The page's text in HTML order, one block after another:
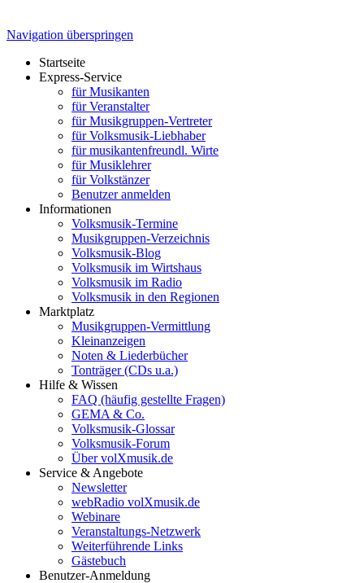
Navigation überspringen
Startseite
Express-Service
für Musikanten
für Veranstalter
für Musikgruppen-Vertreter
für Volksmusik-Liebhaber
für musikantenfreundl. Wirte
für Musiklehrer
für Volkstänzer
Benutzer anmelden
Informationen
Volksmusik-Termine
Musikgruppen-Verzeichnis
Volksmusik-Blog
Volksmusik im Wirtshaus
Volksmusik im Radio
Volksmusik in den Regionen
Marktplatz
Musikgruppen-Vermittlung
Kleinanzeigen
Noten & Liederbücher
Tonträger (CDs u.a.)
Hilfe & Wissen
FAQ (häufig gestellte Fragen)
GEMA & Co.
Volksmusik-Glossar
Volksmusik-Forum
Über volXmusik.de
Service & Angebote
Newsletter
webRadio volXmusik.de
Webinare
Veranstaltungs-Netzwerk
Weiterführende Links
Gästebuch
Benutzer-Anmeldung